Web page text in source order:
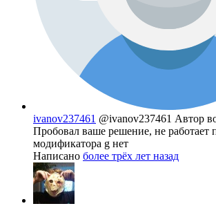
ivanov237461 @ivanov237461 Автор
Пробовал ваше решение, не работает
модификатора g нет
Написано более трёх лет назад